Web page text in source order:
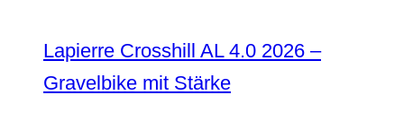
Lapierre Crosshill AL 4.0 2026 –
Gravelbike mit Stärke